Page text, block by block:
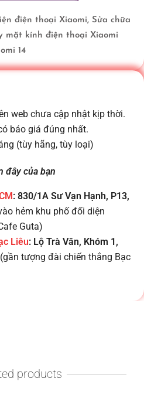
điện thoại Xiaomi, Sửa chữa
mặt kính điện thoại Xiaomi
14
web chưa cập nhật kịp thời.
báo giá đúng nhất.
(tùy hãng, tùy loại)
đây của bạn
: 830/1A Sư Vạn Hạnh, P13,
hẻm khu phố đối diện
Guta)
Liêu: Lộ Trà Văn, Khóm 1,
(gần tượng đài chiến thắng Bạc
products